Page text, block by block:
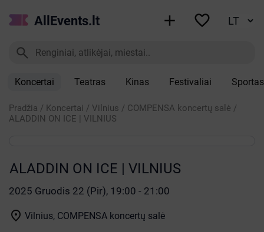
AllEvents.lt  

Koncertai Teatras Kinas Festivaliai Sportas
Pradžia / Koncertai / Vilnius / COMPENSA koncertų salė /
ALADDIN ON ICE | VILNIUS
ALADDIN ON ICE | VILNIUS
2025 Gruodis 22 (Pir), 19:00 - 21:00
 Vilnius, COMPENSA koncertų salė